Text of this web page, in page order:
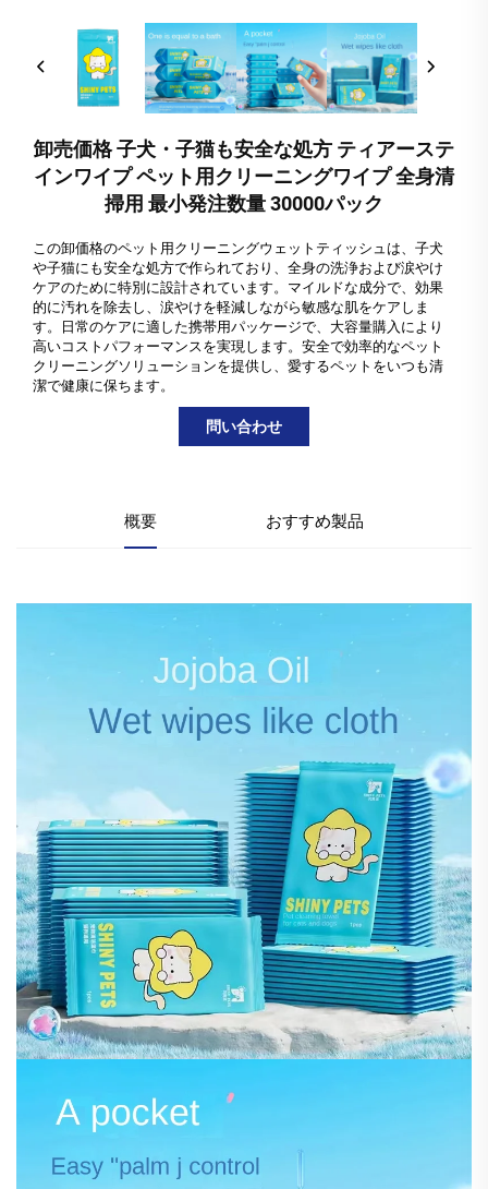
卸売価格 子犬・子猫も安全な処方 ティアーステ
インワイプ ペット用クリーニングワイプ 全身清
掃用 最小発注数量 30000パック
この卸価格のペット用クリーニングウェットティッシュは、子犬
や子猫にも安全な処方で作られており、全身の洗浄および涙やけ
ケアのために特別に設計されています。マイルドな成分で、効果
的に汚れを除去し、涙やけを軽減しながら敏感な肌をケアしま
す。日常のケアに適した携帯用パッケージで、大容量購入により
高いコストパフォーマンスを実現します。安全で効率的なペット
クリーニングソリューションを提供し、愛するペットをいつも清
潔で健康に保ちます。
問い合わせ
概要 おすすめ製品